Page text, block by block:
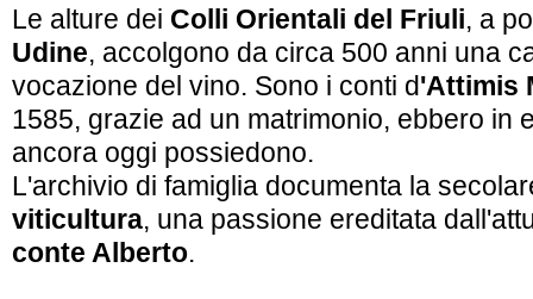
Le alture dei Colli Orientali del Friuli, a
Udine, accolgono da circa 500 anni una
vocazione del vino. Sono i conti d'Attimis
1585, grazie ad un matrimonio, ebbero in
ancora oggi possiedono.
L'archivio di famiglia documenta la
viticultura, una passione ereditata
conte Alberto.